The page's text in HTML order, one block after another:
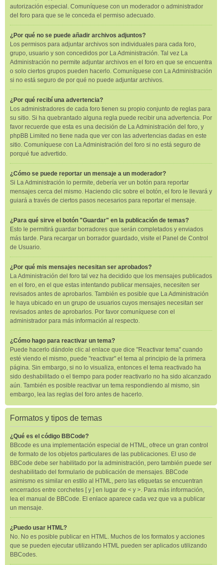
autorización especial. Comuníquese con un moderador o administrador
del foro para que se le conceda el permiso adecuado.
¿Por qué no se puede añadir archivos adjuntos?
Los permisos para adjuntar archivos son individuales para cada foro,
grupo, usuario y son concedidos por La Administración. Tal vez La
Administración no permite adjuntar archivos en el foro en que se encuentra
o solo ciertos grupos pueden hacerlo. Comuníquese con La Administración
si no está seguro de por qué no puede adjuntar archivos.
¿Por qué recibí una advertencia?
Los administradores de cada foro tienen su propio conjunto de reglas para
su sitio. Si ha quebrantado alguna regla puede recibir una advertencia. Por
favor recuerde que esta es una decisión de La Administración del foro, y
phpBB Limited no tiene nada que ver con las advertencias dadas en este
sitio. Comuníquese con La Administración del foro si no está seguro de
porqué fue advertido.
¿Cómo se puede reportar un mensaje a un moderador?
Si La Administración lo permite, debería ver un botón para reportar
mensajes cerca del mismo. Haciendo clic sobre el botón, el foro le llevará y
guiará a través de ciertos pasos necesarios para reportar el mensaje.
¿Para qué sirve el botón "Guardar" en la publicación de temas?
Esto le permitirá guardar borradores que serán completados y enviados
más tarde. Para recargar un borrador guardado, visite el Panel de Control
de Usuario.
¿Por qué mis mensajes necesitan ser aprobados?
La Administración del foro tal vez ha decidido que los mensajes publicados
en el foro, en el que estas intentando publicar mensajes, necesiten ser
revisados antes de aprobarlos. También es posible que La Administración
le haya ubicado en un grupo de usuarios cuyos mensajes necesitan ser
revisados antes de aprobarlos. Por favor comuníquese con el
administrador para más información al respecto.
¿Cómo hago para reactivar un tema?
Puede hacerlo dándole clic al enlace que dice "Reactivar tema" cuando
esté viendo el mismo, puede "reactivar" el tema al principio de la primera
página. Sin embargo, si no lo visualiza, entonces el tema reactivado ha
sido deshabilitado o el tiempo para poder reactivarlo no ha sido alcanzado
aún. También es posible reactivar un tema respondiendo al mismo, sin
embargo, lea las reglas del foro antes de hacerlo.
Formatos y tipos de temas
¿Qué es el código BBCode?
BBcode es una implementación especial de HTML, ofrece un gran control
de formato de los objetos particulares de las publicaciones. El uso de
BBCode debe ser habilitado por la administración, pero también puede ser
deshabilitado del formulario de publicación de mensajes. BBCode
asimismo es similar en estilo al HTML, pero las etiquetas se encuentran
encerrados entre corchetes [ y ] en lugar de < y >. Para más información,
lea el manual de BBCode. El enlace aparece cada vez que va a publicar
un mensaje.
¿Puedo usar HTML?
No. No es posible publicar en HTML. Muchos de los formatos y acciones
que se pueden ejecutar utilizando HTML pueden ser aplicados utilizando
BBCodes.